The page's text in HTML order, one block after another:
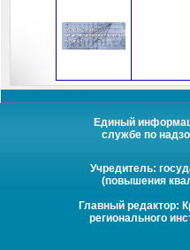
Единый
службе по
Учредитель:
(повышения
Главный редактор:
регионального